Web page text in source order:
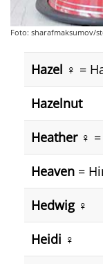
Foto: sharafmaksumov/
Hazel ♀️ =
Hazelnut
Heather♀️ =
Heaven =
Hedwig♀️
Heidi ♀️